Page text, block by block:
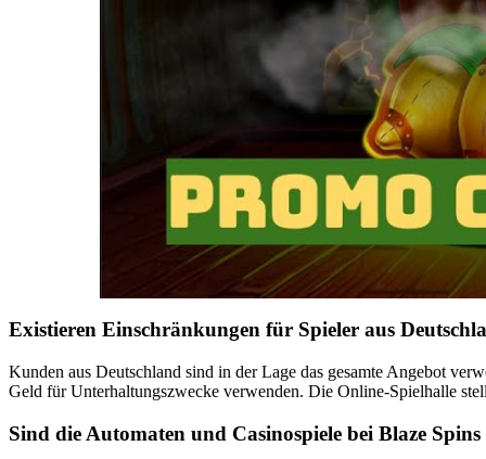
Existieren Einschränkungen für Spieler aus
Kunden aus Deutschland sind in der Lage das gesamte Angebot
Geld für Unterhaltungszwecke verwenden. Die Online-Spielhalle
Sind die Automaten und Casinospiele bei Blaze